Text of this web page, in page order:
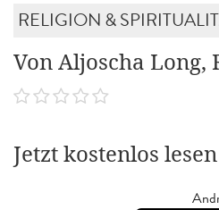
RELIGION &
Von Aljoscha Long,
Jetzt kostenlos